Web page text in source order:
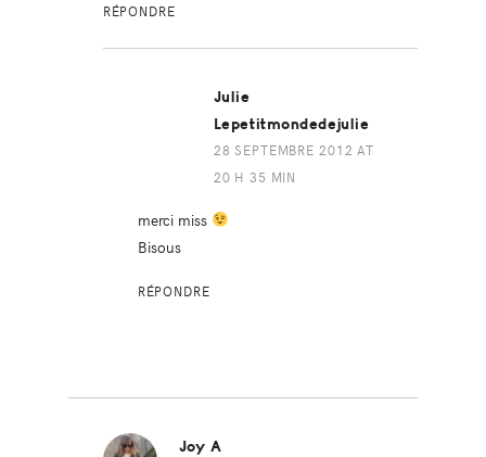
RÉPONDRE
Julie
Lepetitmondedejulie
28 SEPTEMBRE 2012 AT
20 H 35 MIN
merci miss
Bisous
RÉPONDRE
Joy A